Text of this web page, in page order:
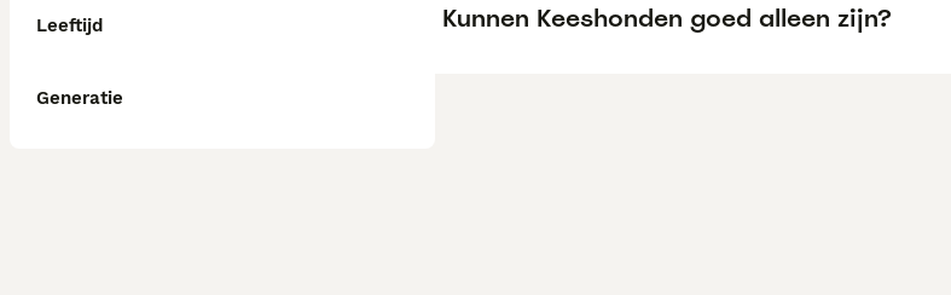
Leeftijd
Generatie
Kunnen Keeshonden goed alleen zijn?